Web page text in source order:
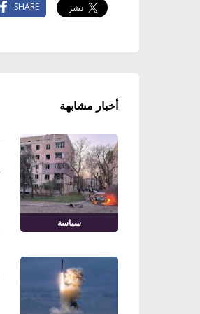
SHARE
أخبار مشابهة
سياسة